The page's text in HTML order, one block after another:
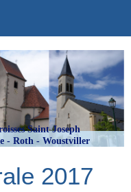
Saint Joseph
- Roth - Woustviller
2017